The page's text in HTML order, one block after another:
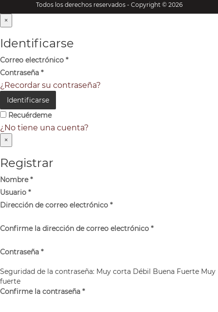
Todos los derechos reservados - Copyright © 2026
×
Identificarse
Correo electrónico *
Contraseña *
¿Recordar su contraseña?
Identificarse
Recuérdeme
¿No tiene una cuenta?
×
Registrar
Nombre*
Usuario *
Dirección de correo electrónico *
Confirme la dirección de correo electrónico *
Contraseña *
Seguridad de la contraseña: Muy corta Débil Buena Fuerte Muy
fuerte
Confirme la contraseña *